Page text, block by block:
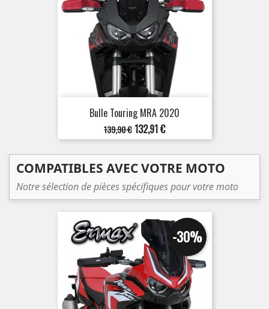
Bulle Touring MRA 2020
Prix
de
base
139,90 €Prix
132,91 €
COMPATIBLES AVEC VOTRE MOTO
Notre sélection de pièces spécifiques pour votre moto
-30%